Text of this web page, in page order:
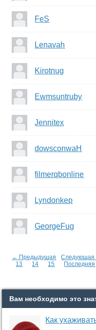
FeS
Lenavah
Kirotnug
Ewmsuntruby
Jennitex
dowsconwaH
filmerqbonline
Lyndonkep
GeorgeFug
← Предыдущая
13
14 15 Последняя
Вам необходимо это
Как